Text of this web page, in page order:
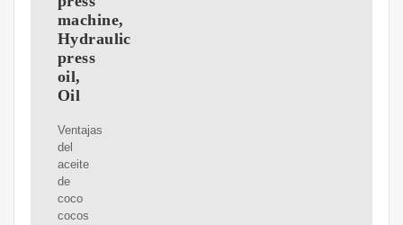
machine,
Hydraulic
press
oil,
Oil
Ventajas
del
aceite
de
coco
cocos